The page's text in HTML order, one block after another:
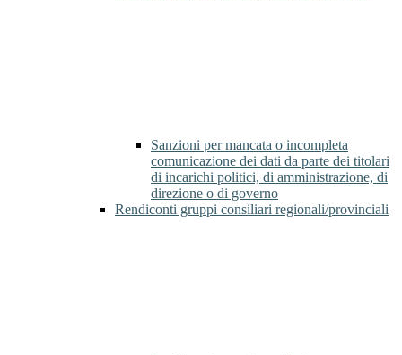
Sanzioni per mancata o incompleta
comunicazione dei dati da parte dei titolari
di incarichi politici, di amministrazione, di
direzione o di governo
Rendiconti gruppi consiliari regionali/provinciali